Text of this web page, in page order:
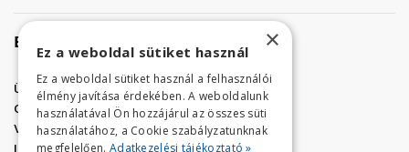
Elérhetőség
Üzletünk címe:
Szolnok, Vércse út 17.
Golf Center Áruház:06 (56) 423-324
VÁR-Kert Áruház: 06 (56) 429-771
Iroda:06 (56) 421-857
×
Ez a weboldal sütiket használ
Ez a weboldal sütiket használ a felhasználói
élmény javítása érdekében. A weboldalunk
használatával Ön hozzájárul az összes süti
használatához, a Cookie szabályzatunknak
megfelelően. Adatkezelési tájékoztató »